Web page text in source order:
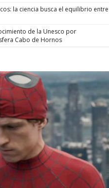
la ciencia busca el equilibrio entre
de la Unesco por
Cabo de Hornos